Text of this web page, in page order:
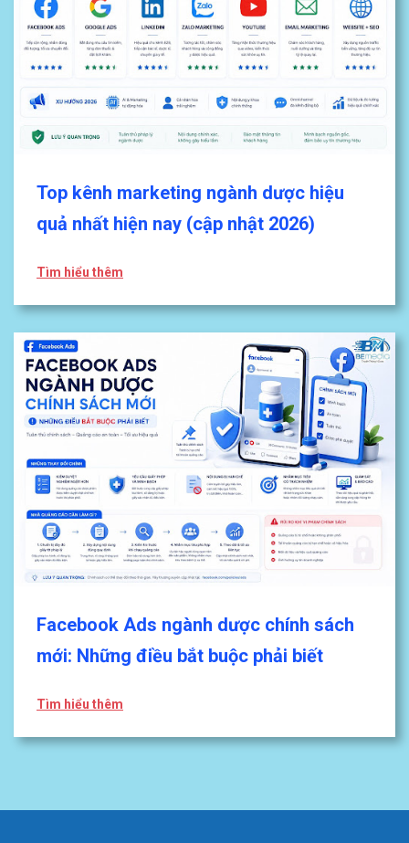
Top kênh marketing ngành dược hiệu
quả nhất hiện nay (cập nhật 2026)
Tìm hiểu thêm
Facebook Ads ngành dược chính sách
mới: Những điều bắt buộc phải biết
Tìm hiểu thêm